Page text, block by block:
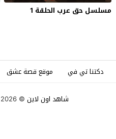
مسلسل حق عرب الحلقة 1
دكتنا تي في موقع قصة عشق
شاهد اون لاين © 2026 جميع الحقوق محفوظة.